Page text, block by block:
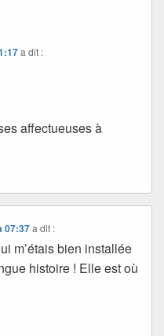
a dit :
affectueuses à
07:37 a dit :
m’étais bien installée
histoire ! Elle est où